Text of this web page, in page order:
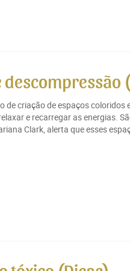
descompressão
de criação de espaços coloridos
e recarregar as energias.
Clark, alerta que esses